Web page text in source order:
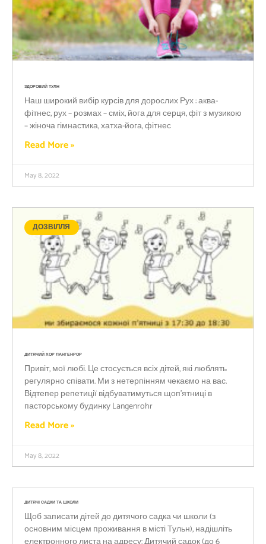
ЗДОРОВИЙ ТУЛН
Наш широкий вибір курсів для дорослих Рух : аква-
фітнес, рух – розмах – сміх, йога для серця, фіт з музикою
– жіноча гімнастика, хатха-йога, фітнес
Read More »
May 8, 2022
ДОЗВІЛЛЯ
ДИТЯЧИЙ ХОР ЛАНГЕНРОР
Привіт, мої любі. Це стосується всіх дітей, які люблять
регулярно співати. Ми з нетерпінням чекаємо на вас.
Відтепер репетиції відбуватимуться щоп’ятниці в
пасторському будинку Langenrohr
Read More »
May 8, 2022
ДИТЯЧІ САДКИ ТА ШКОЛИ
Щоб записати дітей до дитячого садка чи школи (з
основним місцем проживання в місті Тульн), надішліть